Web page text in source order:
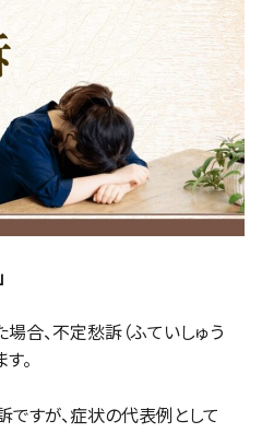
合、不定愁訴（ふていしゅう
。
すが、症状の代表例として